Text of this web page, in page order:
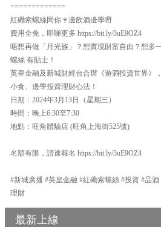
=============
紅磡索螺絲同你🍷邊飲酒邊學嘢
費用全免，即睇更多 https://bit.ly/3uE9OZ4
唔想再做「月光族」？想實現財富自由？想多
螺絲 有貼士！
英皇金融及新城財經台合辦《遊酒投資世界》
小食、邊學投資理財心法！
日期：2024年3月13日（星期三）
時間：晚上6:30至7:30
地點：旺角體驗店 (旺角上海街525號)
名額有限，請速報名 https://bit.ly/3uE9OZ4
#新城廣播 #英皇金融 #紅磡索螺絲 #投資 #品
理財
最新上線